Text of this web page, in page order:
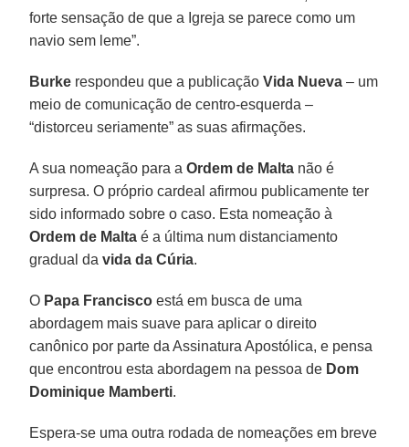
forte sensação de que a Igreja se parece como um
navio sem leme”.
Burke respondeu que a publicaçãoVida Nueva – um
meio de comunicação de centro-esquerda –
“distorceu seriamente” as suas afirmações.
A sua nomeação para aOrdem de Malta não é
surpresa. O próprio cardeal afirmou publicamente ter
sido informado sobre o caso. Esta nomeação à
Ordem de Malta é a última num distanciamento
gradual davida da Cúria.
O Papa Francisco está em busca de uma
abordagem mais suave para aplicar o direito
canônico por parte da Assinatura Apostólica, e pensa
que encontrou esta abordagem na pessoa de Dom
Dominique Mamberti.
Espera-se uma outra rodada de nomeações em breve